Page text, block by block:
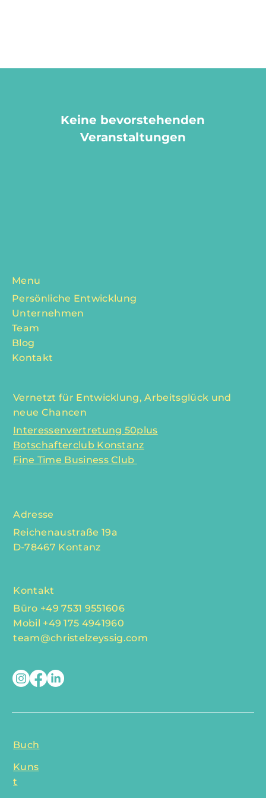
Keine bevorstehenden
Veranstaltungen
Menu
Persönliche Entwicklung
Unternehmen
Team
Blog
Kontakt
Vernetzt für Entwicklung, Arbeitsglück und
neue Chancen
Interessenvertretung 50plus
Botschafterclub Konstanz
Fine Time Business Club
Adresse
Reichenaustraße 19a
D-78467 Kontanz
Kontakt
Büro +49 7531 9551606
Mobil +49 175 4941960
team@christelzeyssig.com
Buch
Kuns
t